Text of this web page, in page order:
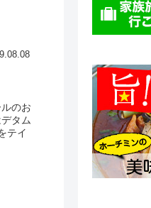
のお
タム
テイ